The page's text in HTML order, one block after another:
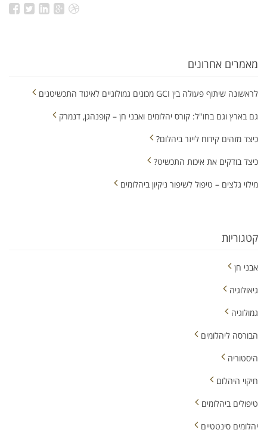
מאמרים אחרונים
לראשונה שיתוף פעולה בין GCI מכונים גמולוגיים לאיגוד התכשיטנים
גם בארץ וגם בחו"ל: קורס יהלומים ואבני חן – קופנהגן, דנמרק
כיצד מזהים קידוח לייזר ביהלום?
כיצד בודקים את איכות התכשיט?
מילוי גלצים – טיפול לשיפור ניקיון ביהלומים
קטגוריות
אבני חן
גיאולוגיה
גמולוגיה
הבורסה ליהלומים
היסטוריה
חיקוי היהלום
טיפולים ביהלומים
יהלומים סינטטיים